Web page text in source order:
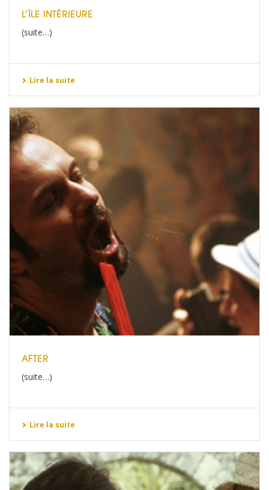
L’ÎLE INTÉRIEURE
(suite…)
Lire la suite
AFTER
(suite…)
Lire la suite